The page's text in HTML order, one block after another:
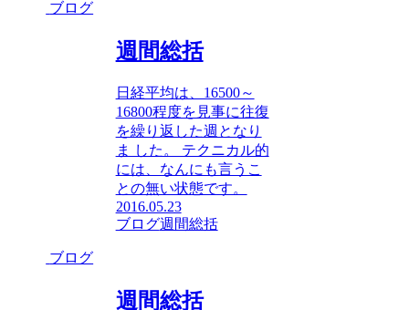
ブログ
週間総括
日経平均は、16500～
16800程度を見事に往復
を繰り返した週となり
ま した。 テクニカル的
には、なんにも言うこ
との無い状態です。
2016.05.23
ブログ週間総括
ブログ
週間総括